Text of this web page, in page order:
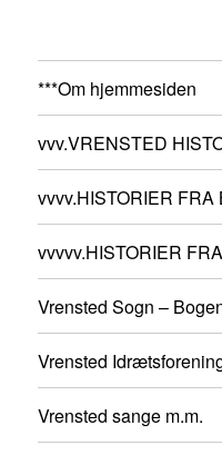
***Om hjemmesiden
vvv.VRENSTED
vvvv.HISTORIER
vvvvv.HISTORIER
Vrensted Sogn –
Vrensted
Vrensted sange m.m.